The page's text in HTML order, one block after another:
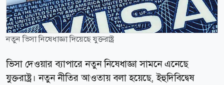
নতুন ভিসা নিষেধাজ্ঞা দিয়েছে যুক্তরাষ্ট্র
ভিসা দেওয়ার ব্যাপারে নতুন নিষেধাজ্ঞা সামনে এনেছে
যুক্তরাষ্ট্র। নতুন নীতির আওতায় বলা হয়েছে, ইহুদিবিদ্বেষ